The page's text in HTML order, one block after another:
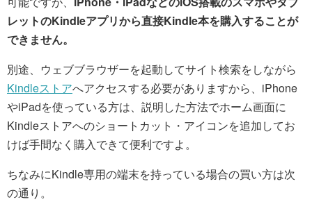
レットのKindleアプリから直接Kindle本を購入することが
できません。
別途、ウェブブラウザーを起動してサイト検索をしながら
Kindleストアへアクセスする必要がありますから、iPhone
やiPadを使っている方は、説明した方法でホーム画面に
Kindleストアへのショートカット・アイコンを追加してお
けば手間なく購入できて便利ですよ。
ちなみにKindle専用の端末を持っている場合の買い方は次
の通り。